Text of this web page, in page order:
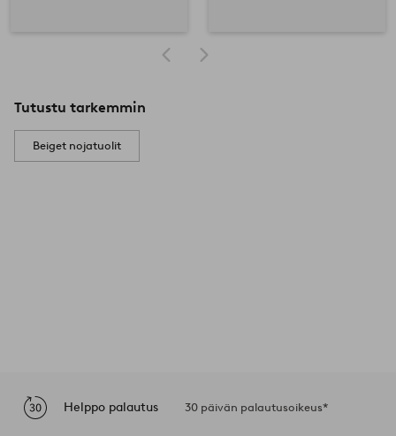
Tutustu tarkemmin
Beiget nojatuolit
Helppo palautus 30 päivän palautusoikeus*